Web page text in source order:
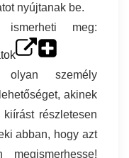
nyújtanak be.
meg:
olyan személy
akinek
részletesen
abban, hogy azt
megismerhesse!